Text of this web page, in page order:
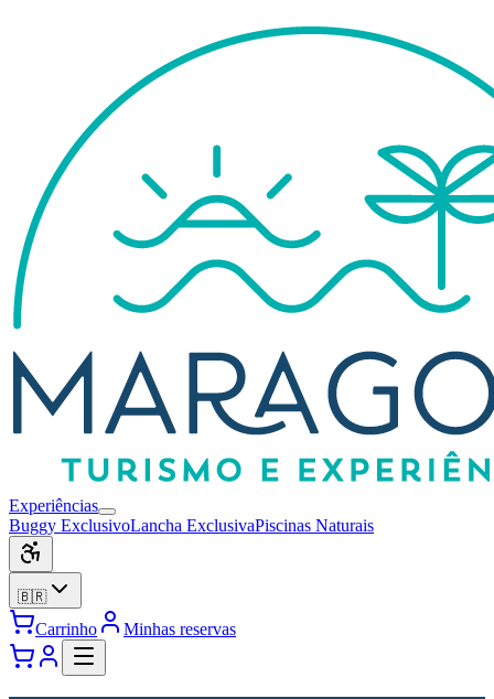
Experiências
Buggy ExclusivoLancha ExclusivaPiscinas Naturais
🇧🇷
Carrinho Minhas reservas